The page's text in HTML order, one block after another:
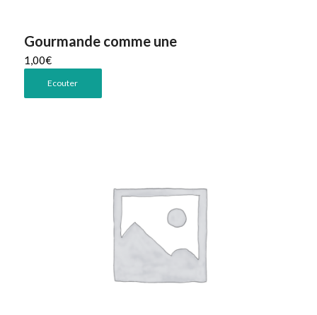
Gourmande comme une
1,00€
Ecouter